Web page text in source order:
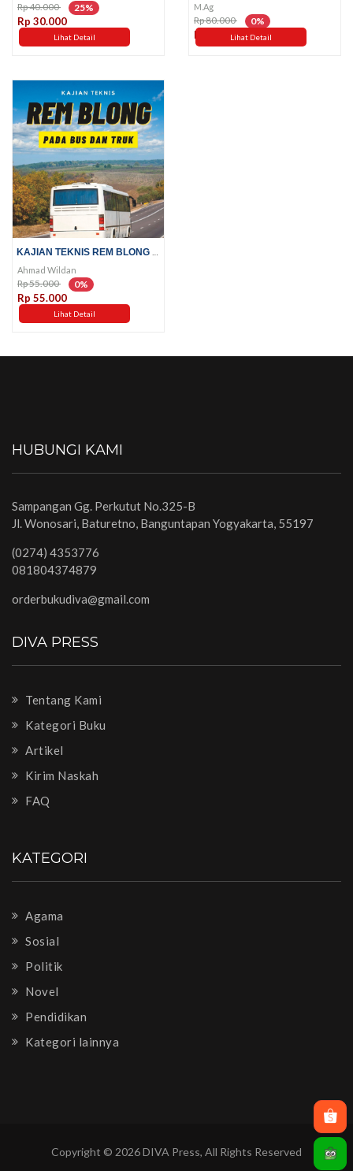
Rp 40.000 25%
Rp 30.000
Lihat Detail
M.Ag
Rp 80.000 0%
Rp 80.000Lihat Detail
KAJIAN TEKNIS REM BLONG PADA...
Ahmad Wildan
Rp 55.000 0%
Rp 55.000
Lihat Detail
HUBUNGI KAMI
Sampangan Gg. Perkutut No.325-B
Jl. Wonosari, Baturetno, Banguntapan Yogyakarta, 55197
(0274) 4353776
081804374879
orderbukudiva@gmail.com
DIVA PRESS
Tentang Kami
Kategori Buku
Artikel
Kirim Naskah
FAQ
KATEGORI
Agama
Sosial
Politik
Novel
Pendidikan
Kategori lainnya
Copyright © 2026 DIVA Press, All Rights Reserved